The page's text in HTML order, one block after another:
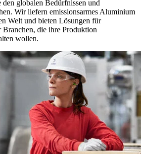
globalen Bedürfnissen und
Wir liefern emissionsarmes Aluminium
Welt und bieten Lösungen für
Branchen, die ihre Produktion
wollen.